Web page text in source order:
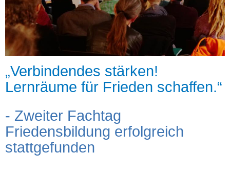
„Verbindendes stärken!
Lernräume für Frieden schaffen.“
- Zweiter Fachtag
Friedensbildung erfolgreich
stattgefunden